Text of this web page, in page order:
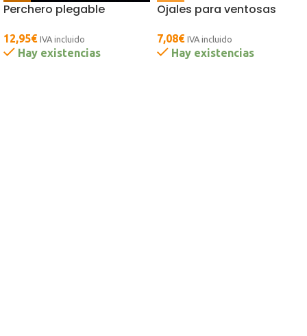
Perchero plegable
12,95€ IVA incluido
Hay existencias
Ojales para ventosas
7,08€ IVA incluido
Hay existencias